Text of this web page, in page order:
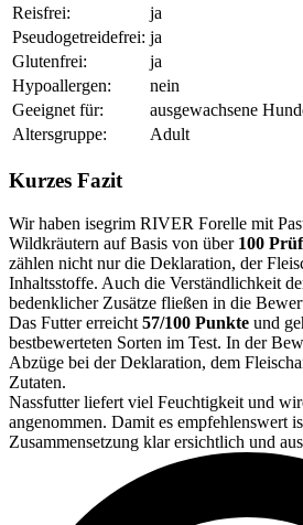
Reisfrei:
ja
Pseudogetreidefrei: ja
Glutenfrei:
ja
Hypoallergen:
nein
Geeignet für:
ausgewachsene
Altersgruppe:
Adult
Kurzes Fazit
Wir haben isegrim RIVER Forelle mit
Wildkräutern auf Basis von über 100
zählen nicht nur die Deklaration, der
Inhaltsstoffe. Auch die Verständlichkeit
bedenklicher Zusätze fließen in die
Das Futter erreicht 57/100 Punkte und
bestbewerteten Sorten im Test. In der
Abzüge bei der Deklaration, dem
Zutaten.
Nassfutter liefert viel Feuchtigkeit und
angenommen. Damit es empfehlenswert
Zusammensetzung klar ersichtlich und